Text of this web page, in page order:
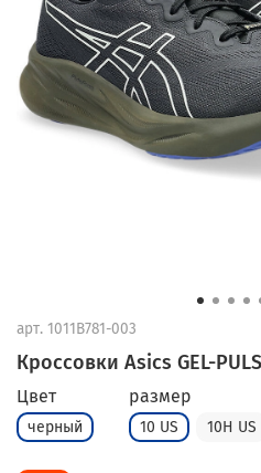
арт. 1011B781-003
Кроссовки Asics GEL-
Цвет
черный
размер
10 US 10H US